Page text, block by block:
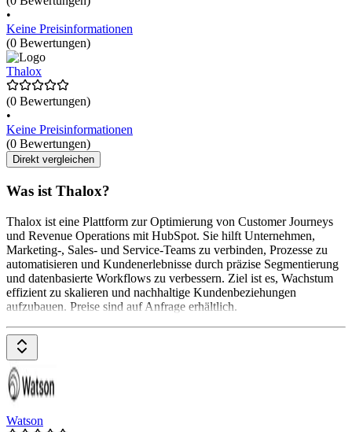
•
Keine Preisinformationen
(0 Bewertungen)
Thalox
(0 Bewertungen)
•
Keine Preisinformationen
(0 Bewertungen)
Direkt vergleichen
Was ist Thalox?
Thalox ist eine Plattform zur Optimierung von Customer Journeys
und Revenue Operations mit HubSpot. Sie hilft Unternehmen,
Marketing-, Sales- und Service-Teams zu verbinden, Prozesse zu
automatisieren und Kundenerlebnisse durch präzise Segmentierung
und datenbasierte Workflows zu verbessern. Ziel ist es, Wachstum
effizient zu skalieren und nachhaltige Kundenbeziehungen
aufzubauen. Preise sind auf Anfrage erhältlich.
Watson